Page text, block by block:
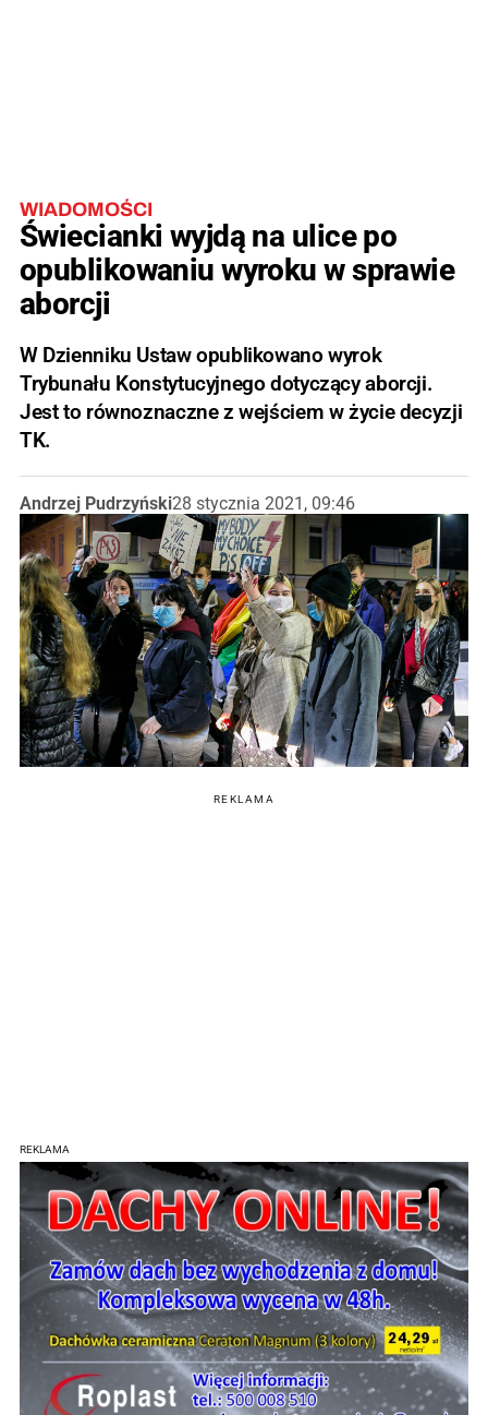
WIADOMOŚCI
Świecianki wyjdą na ulice po
opublikowaniu wyroku w sprawie
aborcji
W Dzienniku Ustaw opublikowano wyrok
Trybunału Konstytucyjnego dotyczący aborcji.
Jest to równoznaczne z wejściem w życie decyzji
TK.
Andrzej Pudrzyński28 stycznia 2021, 09:46
REKLAMA
REKLAMA